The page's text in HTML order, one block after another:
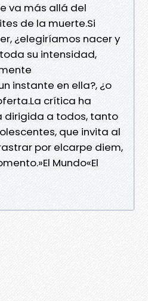
va más allá del
de la muerte.Si
¿elegiríamos nacer y
su intensidad,
instante en ella?, ¿o
crítica ha
dirigida a todos, tanto
que invita al
por elcarpe diem,
Mundo«El